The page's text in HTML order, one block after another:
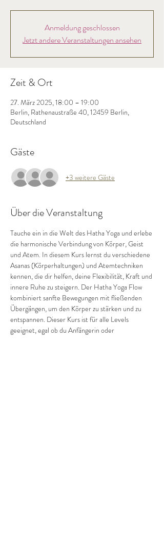
Anmeldung geschlossen
Jetzt andere Veranstaltungen ansehen
Zeit & Ort
27. März 2025, 18:00 – 19:00
Berlin, Rathenaustraße 40, 12459 Berlin,
Deutschland
Gäste
+3 weitere Gäste
Über die Veranstaltung
Tauche ein in die Welt des Hatha Yoga und erlebe
die harmonische Verbindung von Körper, Geist
und Atem. In diesem Kurs lernst du verschiedene
Asanas (Körperhaltungen) und Atemtechniken
kennen, die dir helfen, deine Flexibilität, Kraft und
innere Ruhe zu steigern. Der Hatha Yoga Flow
kombiniert sanfte Bewegungen mit fließenden
Übergängen, um den Körper zu stärken und zu
entspannen. Dieser Kurs ist für alle Levels
geeignet, egal ob du Anfängerin oder